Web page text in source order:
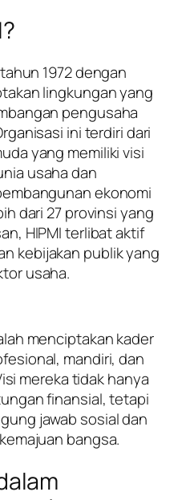
1972 dengan
lingkungan yang
pengusaha
ini terdiri dari
yang memiliki visi
usaha dan
ekonomi
dari 27 provinsi yang
HIPMI terlibat aktif
kebijakan publik yang
usaha.
menciptakan kader
mandiri, dan
mereka tidak hanya
finansial, tetapi
jawab sosial dan
bangsa.